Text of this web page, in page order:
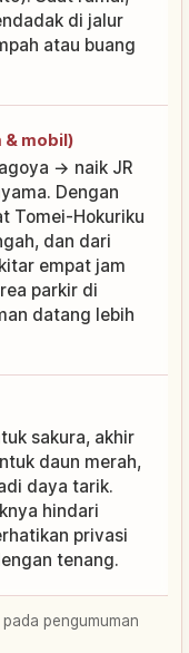
di jalur
atau buang
& mobil)
→ naik JR
Dengan
Tomei-Hokuriku
dan dari
empat jam
parkir di
datang lebih
sakura, akhir
daun merah,
daya tarik.
hindari
privasi
tenang.
pengumuman